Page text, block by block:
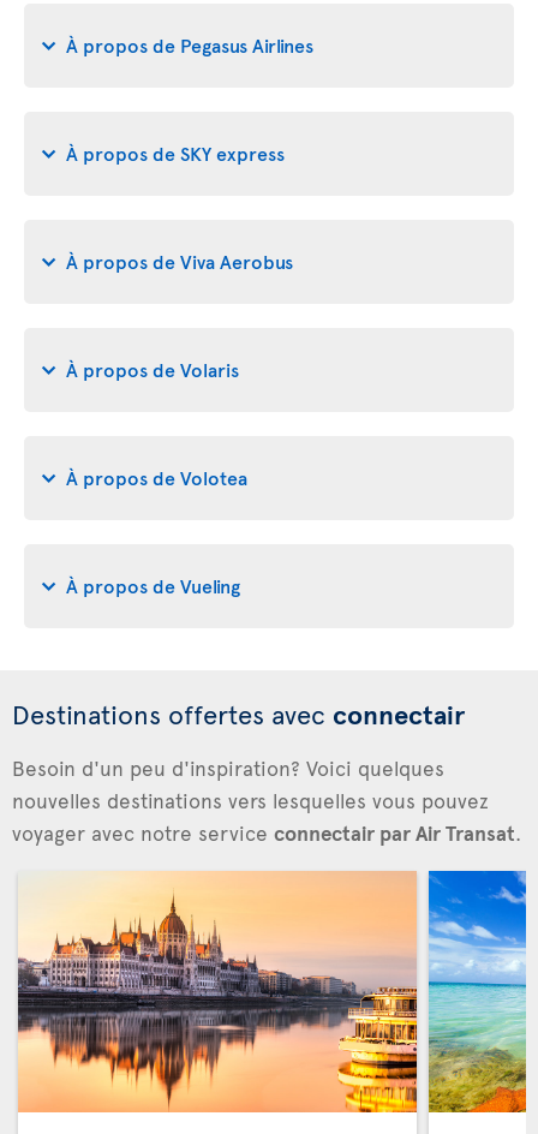
À propos de Pegasus Airlines
À propos de SKY express
À propos de Viva Aerobus
À propos de Volaris
À propos de Volotea
À propos de Vueling
Destinations offertes avec connectair
Besoin d'un peu d'inspiration? Voici quelques
nouvelles destinations vers lesquelles vous pouvez
voyager avec notre service connectair par Air Transat.